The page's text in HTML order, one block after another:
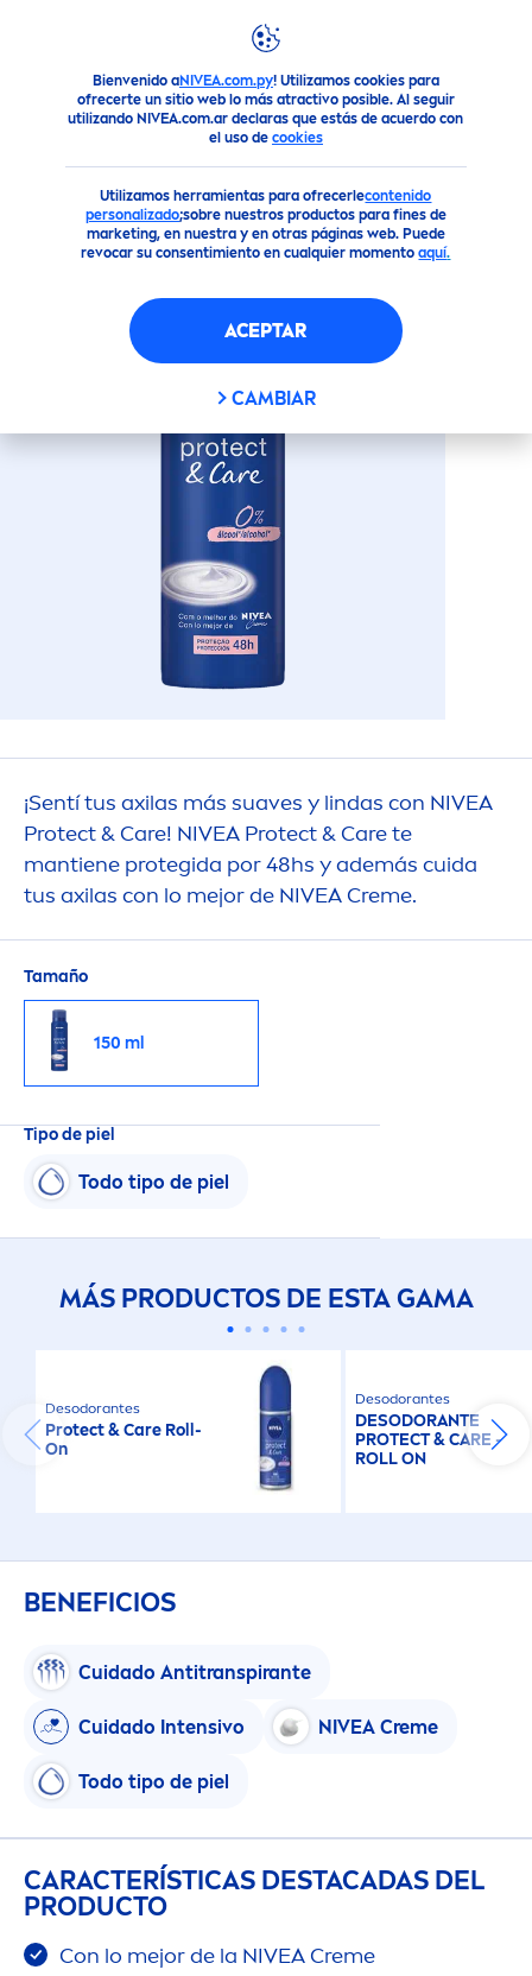
Bienvenido aNIVEA.com.py! Utilizamos cookies para
ofrecerte un sitio web lo más atractivo posible. Al seguir
utilizando NIVEA.com.ar declaras que estás de acuerdo con
el uso de cookies
Utilizamos herramientas para ofrecerlecontenido
personalizado;sobre nuestros productos para fines de
marketing, en nuestra y en otras páginas web. Puede
revocar su consentimiento en cualquier momentoaquí.
ACEPTAR
CAMBIAR
Productos Todo Para tu Cuerpo Desodorantes:
DESODORANTEPROTECT&
CARE- AEROSOL
¡Sentí tus axilas más suaves y lindas con NIVEA
Protect& Care! NIVEA Protect& Carete
mantiene protegida por 48hs y además cuida
tus axilas con lo mejor de NIVEA Creme.
Tamaño
150 ml
Tipo de piel
Todo tipo de piel
MÁS PRODUCTOS DE ESTA GAMA
Desodorantes
Protect&Care Roll-
On
Desodorantes
DESODORANTE
PROTECT&CARE -
ROLL ON
BENEFICIOS
Cuidado Antitranspirante
Cuidado Intensivo NIVEA Creme
Todo tipo de piel
CARACTERÍSTICAS DESTACADAS DEL
PRODUCTO
Con lo mejor de la NIVEA Creme